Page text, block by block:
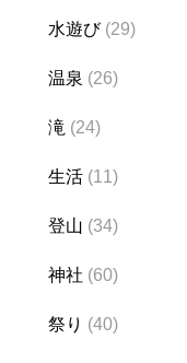
水遊び(29)
温泉 (26)
滝 (24)
生活 (11)
登山 (34)
神社 (60)
祭り (40)